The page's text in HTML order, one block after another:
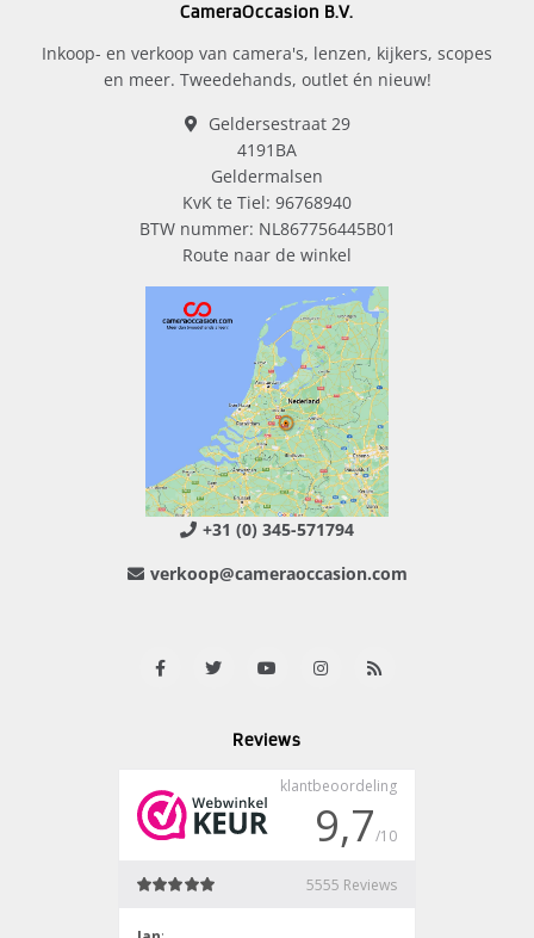
CameraOccasion B.V.
Inkoop- en verkoop van camera's, lenzen, kijkers, scopes
en meer. Tweedehands, outlet én nieuw!
Geldersestraat 29
4191BA
Geldermalsen
KvK te Tiel: 96768940
BTW nummer: NL867756445B01
Route naar de winkel
+31 (0) 345-571794
verkoop@cameraoccasion.com
Reviews